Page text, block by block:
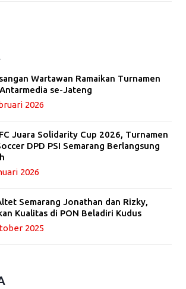
Wartawan Ramaikan Turnamen
se-Jateng
2026
Juara Solidarity Cup 2026, Turnamen
DPD PSI Semarang Berlangsung
2026
Semarang Jonathan dan Rizky,
Kualitas di PON Beladiri Kudus
2025